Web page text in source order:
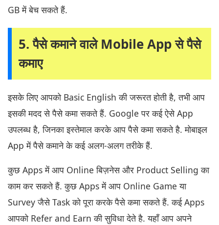
GB में बेच सकते हैं.
5. पैसे कमाने वाले Mobile App से पैसे
कमाए
इसके लिए आपको Basic English की जरूरत होती है, तभी आप
इसकी मदद से पैसे कमा सकते हैं. Google पर कई ऐसे App
उपलब्ध है, जिनका इस्तेमाल करके आप पैसे कमा सकते है. मोबाइल
App में पैसे कमाने के कई अलग-अलग तरीके हैं.
कुछ Apps में आप Online बिज़नेस और Product Selling का
काम कर सकते हैं. कुछ Apps में आप Online Game या
Survey जैसे Task को पूरा करके पैसे कमा सकते हैं. कई Apps
आपको Refer and Earn की सुविधा देते है. यहाँ आप अपने